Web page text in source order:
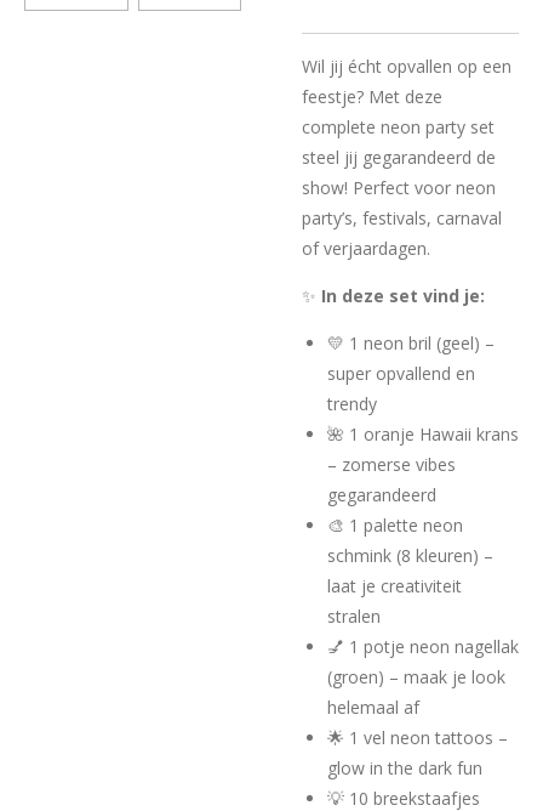
Wil jij écht opvallen op een
feestje? Met deze
complete neon party set
steel jij gegarandeerd de
show! Perfect voor neon
party’s, festivals, carnaval
of verjaardagen.
✨ In deze set vind je:
💛 1 neon bril (geel) –
super opvallend en
trendy
🌺 1 oranje Hawaii krans
– zomerse vibes
gegarandeerd
🎨 1 palette neon
schmink (8 kleuren) –
laat je creativiteit
stralen
💅 1 potje neon nagellak
(groen) – maak je look
helemaal af
🌟 1 vel neon tattoos –
glow in the dark fun
💡 10 breekstaafjes